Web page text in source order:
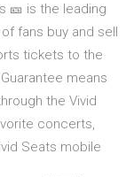
🎫 is the leading
fans buy and sell
tickets to the
means
the Vivid
concerts,
Seats mobile